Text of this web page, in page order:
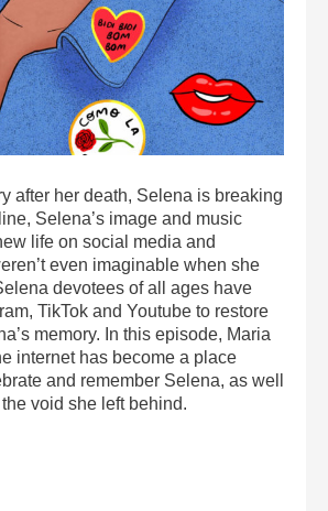
after her death, Selena is breaking
Selena’s image and music
life on social media and
even imaginable when she
devotees of all ages have
TikTok and Youtube to restore
memory. In this episode, Maria
internet has become a place
and remember Selena, as well
void she left behind.